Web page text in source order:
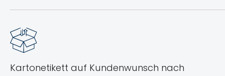
Kartonetikett auf Kundenwunsch nach